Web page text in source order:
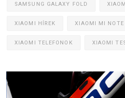
SAMSUNG GALAXY FOLD
XIAOMI HÍREK XIAOMI MI NOTE
XIAOMI TELEFONOK XIAOMI